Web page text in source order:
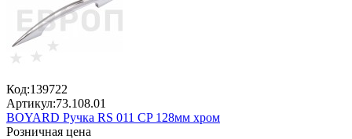
Код:139722
Артикул:73.108.01
BOYARD Ручка RS 011 CP 128мм хром
Розничная цена